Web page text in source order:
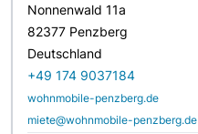
Nonnenwald 11a
82377 Penzberg
Deutschland
+49 174 9037184
wohnmobile-penzberg.de
miete@wohnmobile-penzberg.de